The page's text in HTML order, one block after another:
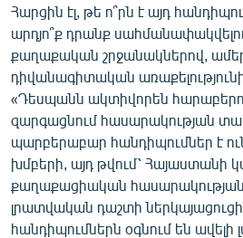
«Ազատության» բոլոր կայքերը
Հարցին էլ, թե ո՞րն է այդ
արդյո՞ք դրանք
քաղաքական շրջանակներով,
դիվանագիտական
«Դեսպանն ակտիվորեն
զարգացնում հասարակության
պարբերաբար հանդիպումներ է
խմբերի, այդ թվում՝ Հայաստանի
քաղաքացիական
լրատվական դաշտի
հանդիպումներն օգնում են ավելի